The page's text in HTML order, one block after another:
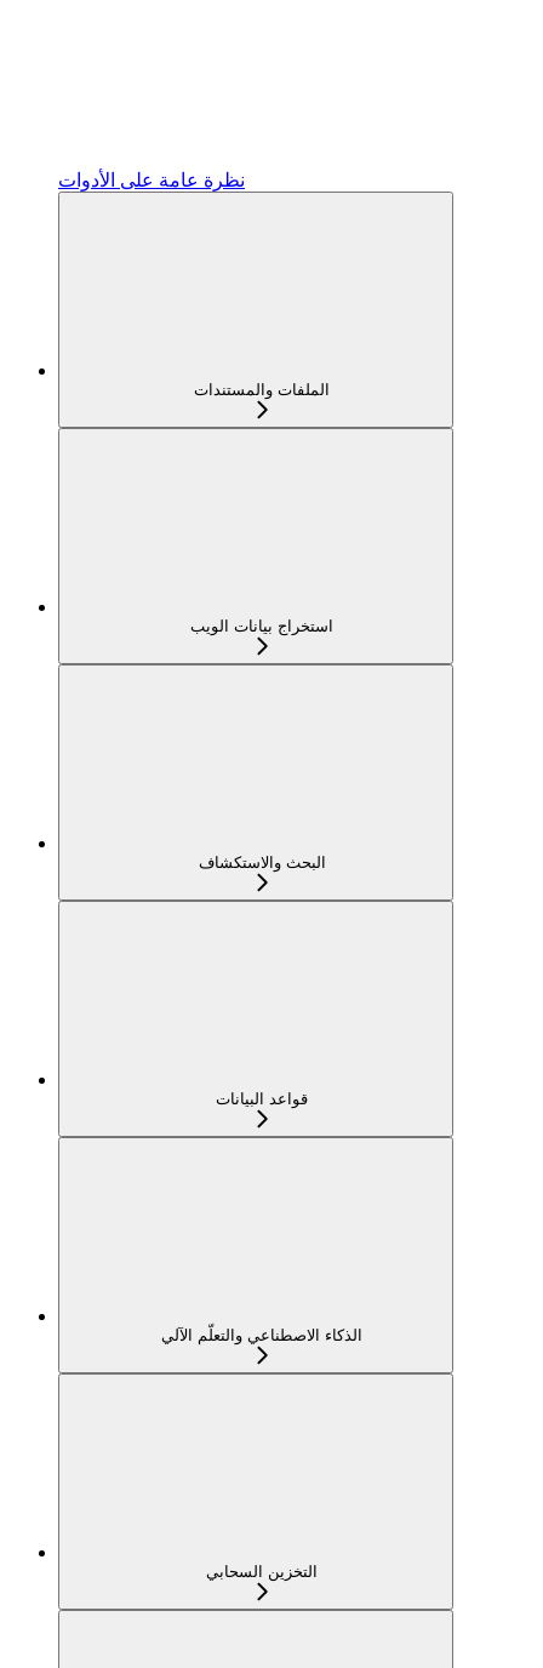
نظرة عامة على الأدوات
الملفات والمستندات
استخراج بيانات الويب
البحث والاستكشاف
قواعد البيانات
الذكاء الاصطناعي والتعلّم الآلي
التخزين السحابي